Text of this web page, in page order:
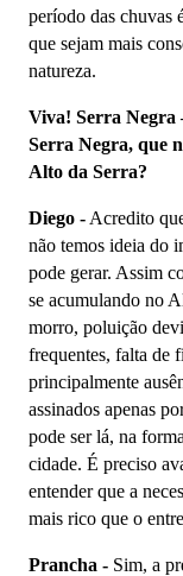
período das chuvas
que sejam mais
natureza.
Viva! Serra Negra
Serra Negra, que
Alto da Serra?
Diego - Acredito
não temos ideia do
pode gerar. Assim
se acumulando no
morro, poluição
frequentes, falta de
principalmente
assinados apenas
pode ser lá, na
cidade. É preciso
entender que a
mais rico que o
Prancha - Sim, a